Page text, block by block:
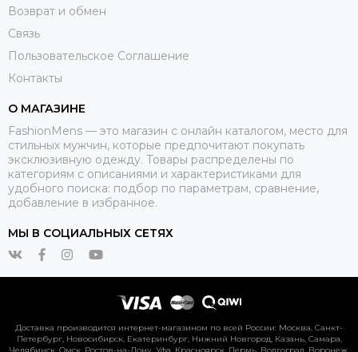
Возврат и обмен
Связь
Пользовательское Соглашение
Контакты
О МАГАЗИНЕ
FashionMens — это магазин с онлайн каталогом, место для
стильных мужчин, которые предпочитают покупать
эксклюзивную одежду. Товары распределены по
категориям с описаниями и характеристиками для
удобного поиска: подбор по параметрам, сравнение,
добавление в избранное.
МЫ В СОЦИАЛЬНЫХ СЕТЯХ
Доставка производится интернет-магазином по всей России: Москва, Санкт-
Петербург, Новосибирск, Екатеринбург, Нижний Новгород, Казань, Самара,